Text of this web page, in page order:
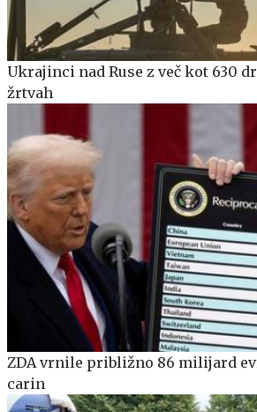
Ukrajinci nad Ruse z več kot 630
žrtvah
ZDA vrnile približno 86 milijard
carin